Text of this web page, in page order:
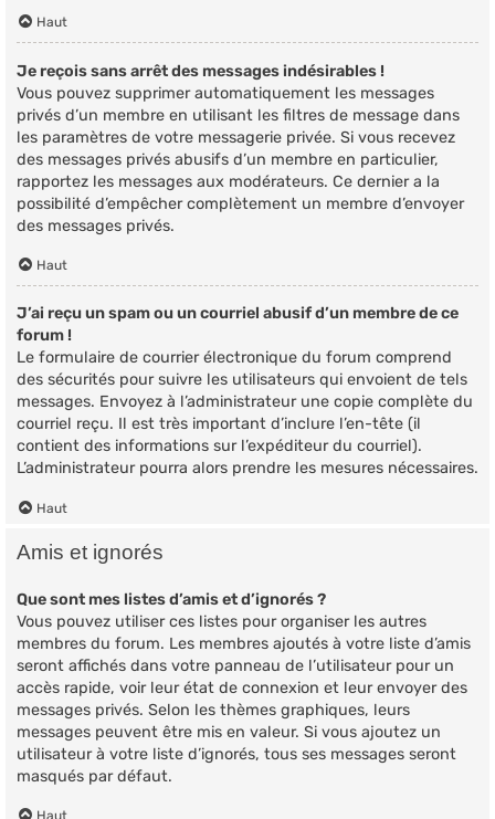
Haut
Je reçois sans arrêt des messages indésirables !
Vous pouvez supprimer automatiquement les messages
privés d’un membre en utilisant les filtres de message dans
les paramètres de votre messagerie privée. Si vous recevez
des messages privés abusifs d’un membre en particulier,
rapportez les messages aux modérateurs. Ce dernier a la
possibilité d’empêcher complètement un membre d’envoyer
des messages privés.
Haut
J’ai reçu un spam ou un courriel abusif d’un membre de ce
forum !
Le formulaire de courrier électronique du forum comprend
des sécurités pour suivre les utilisateurs qui envoient de tels
messages. Envoyez à l’administrateur une copie complète du
courriel reçu. Il est très important d’inclure l’en-tête (il
contient des informations sur l’expéditeur du courriel).
L’administrateur pourra alors prendre les mesures nécessaires.
Haut
Amis et ignorés
Que sont mes listes d’amis et d’ignorés ?
Vous pouvez utiliser ces listes pour organiser les autres
membres du forum. Les membres ajoutés à votre liste d’amis
seront affichés dans votre panneau de l’utilisateur pour un
accès rapide, voir leur état de connexion et leur envoyer des
messages privés. Selon les thèmes graphiques, leurs
messages peuvent être mis en valeur. Si vous ajoutez un
utilisateur à votre liste d’ignorés, tous ses messages seront
masqués par défaut.